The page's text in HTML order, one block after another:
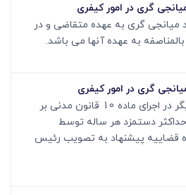
میانجی گری به عهده متقاضی و در
به عهده آنها می باشد.
ماده 34ـ دستمزد میانجی‏گر در اجرای ماده 10 قانون مدنی بر
دستمزد هر ساله توسط
قضاییه پیشنهاد به تصویب رئیس